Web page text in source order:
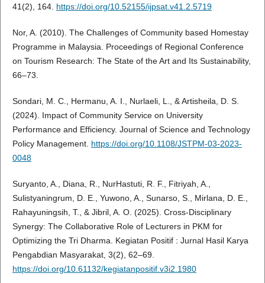
41(2), 164. https://doi.org/10.52155/ijpsat.v41.2.5719
Nor, A. (2010). The Challenges of Community based Homestay
Programme in Malaysia. Proceedings of Regional Conference
on Tourism Research: The State of the Art and Its Sustainability,
66–73.
Sondari, M. C., Hermanu, A. I., Nurlaeli, L., & Artisheila, D. S.
(2024). Impact of Community Service on University
Performance and Efficiency. Journal of Science and Technology
Policy Management. https://doi.org/10.1108/JSTPM-03-2023-
0048
Suryanto, A., Diana, R., NurHastuti, R. F., Fitriyah, A.,
Sulistyaningrum, D. E., Yuwono, A., Sunarso, S., Mirlana, D. E.,
Rahayuningsih, T., & Jibril, A. O. (2025). Cross-Disciplinary
Synergy: The Collaborative Role of Lecturers in PKM for
Optimizing the Tri Dharma. Kegiatan Positif : Jurnal Hasil Karya
Pengabdian Masyarakat, 3(2), 62–69.
https://doi.org/10.61132/kegiatanpositif.v3i2.1980